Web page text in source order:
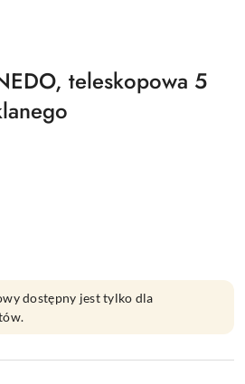
teleskopowa 5
dostępny jest tylko dla